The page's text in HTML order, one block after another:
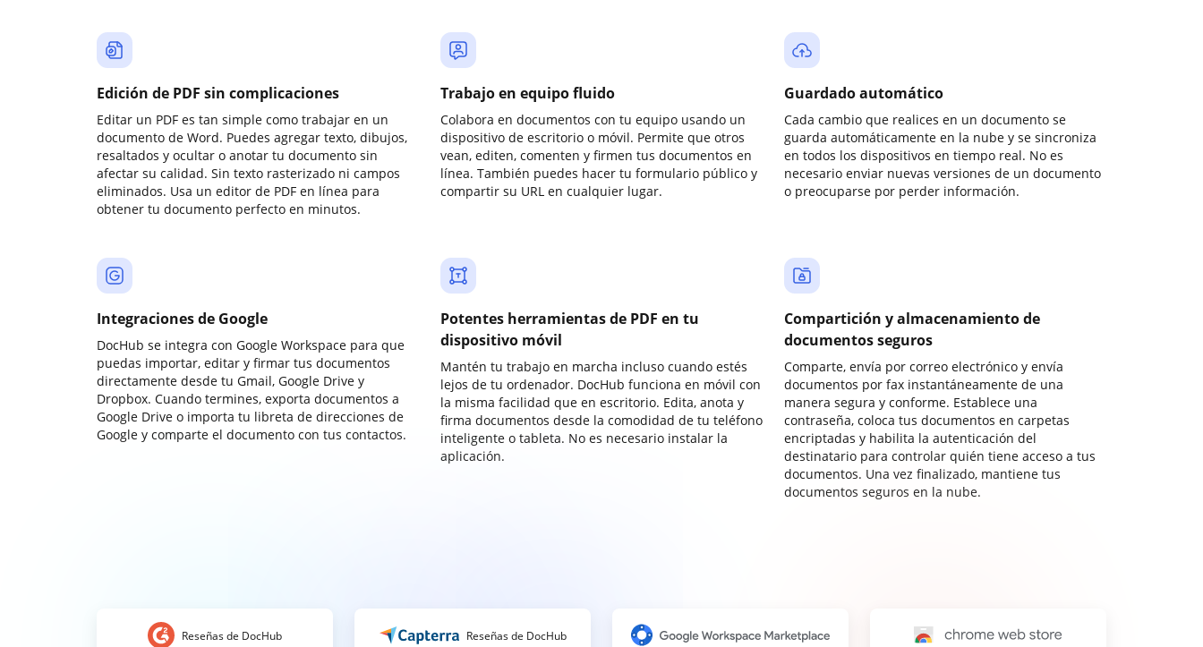
Edición de PDF sin complicaciones
Editar un PDF es tan simple como trabajar en un
documento de Word. Puedes agregar texto, dibujos,
resaltados y ocultar o anotar tu documento sin
afectar su calidad. Sin texto rasterizado ni campos
eliminados. Usa un editor de PDF en línea para
obtener tu documento perfecto en minutos.
Trabajo en equipo fluido
Colabora en documentos con tu equipo usando un
dispositivo de escritorio o móvil. Permite que otros
vean, editen, comenten y firmen tus documentos en
línea. También puedes hacer tu formulario público y
compartir su URL en cualquier lugar.
Guardado automático
Cada cambio que realices en un documento se
guarda automáticamente en la nube y se sincroniza
en todos los dispositivos en tiempo real. No es
necesario enviar nuevas versiones de un documento
o preocuparse por perder información.
Integraciones de Google
DocHub se integra con Google Workspace para que
puedas importar, editar y firmar tus documentos
directamente desde tu Gmail, Google Drive y
Dropbox. Cuando termines, exporta documentos a
Google Drive o importa tu libreta de direcciones de
Google y comparte el documento con tus contactos.
Potentes herramientas de PDF en tu
dispositivo móvil
Mantén tu trabajo en marcha incluso cuando estés
lejos de tu ordenador. DocHub funciona en móvil con
la misma facilidad que en escritorio. Edita, anota y
firma documentos desde la comodidad de tu teléfono
inteligente o tableta. No es necesario instalar la
aplicación.
Compartición y almacenamiento de
documentos seguros
Comparte, envía por correo electrónico y envía
documentos por fax instantáneamente de una
manera segura y conforme. Establece una
contraseña, coloca tus documentos en carpetas
encriptadas y habilita la autenticación del
destinatario para controlar quién tiene acceso a tus
documentos. Una vez finalizado, mantiene tus
documentos seguros en la nube.
Reseñas de DocHub
Reseñas de DocHub